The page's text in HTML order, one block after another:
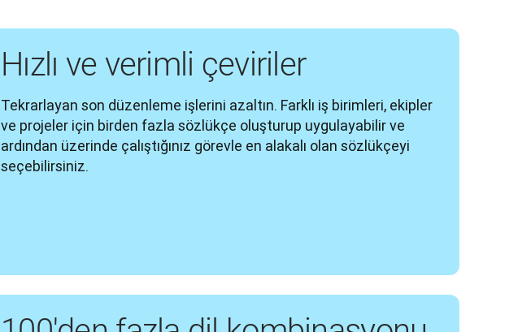
Hızlı ve verimli çeviriler
Tekrarlayan son düzenleme işlerini azaltın. Farklı iş birimleri, ekipler
ve projeler için birden fazla sözlükçe oluşturup uygulayabilir ve
ardından üzerinde çalıştığınız görevle en alakalı olan sözlükçeyi
seçebilirsiniz.